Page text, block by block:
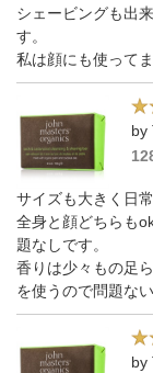
シェービングも出
す。
私は顔にも使って
by
サイズも大きく日
全身と顔どちらも
題なしです。
香りは少々もの足
を使うので問題な
by